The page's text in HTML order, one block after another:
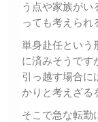
う点や家族がい
っても考えられ
単身赴任という
に済みそうです
引っ越す場合に
かりと考えざる
そこで急な転勤